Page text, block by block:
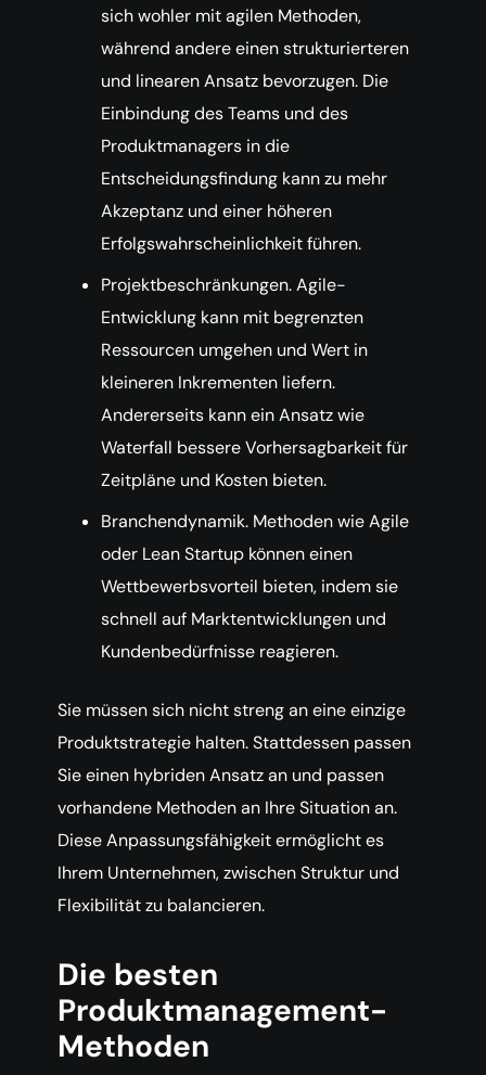
sich wohler mit agilen Methoden,
während andere einen strukturierteren
und linearen Ansatz bevorzugen. Die
Einbindung des Teams und des
Produktmanagers in die
Entscheidungsfindung kann zu mehr
Akzeptanz und einer höheren
Erfolgswahrscheinlichkeit führen.
Projektbeschränkungen. Agile-
Entwicklung kann mit begrenzten
Ressourcen umgehen und Wert in
kleineren Inkrementen liefern.
Andererseits kann ein Ansatz wie
Waterfall bessere Vorhersagbarkeit für
Zeitpläne und Kosten bieten.
Branchendynamik. Methoden wie Agile
oder Lean Startup können einen
Wettbewerbsvorteil bieten, indem sie
schnell auf Marktentwicklungen und
Kundenbedürfnisse reagieren.
Sie müssen sich nicht streng an eine einzige
Produktstrategie halten. Stattdessen passen
Sie einen hybriden Ansatz an und passen
vorhandene Methoden an Ihre Situation an.
Diese Anpassungsfähigkeit ermöglicht es
Ihrem Unternehmen, zwischen Struktur und
Flexibilität zu balancieren.
Die besten
Produktmanagement-
Methoden